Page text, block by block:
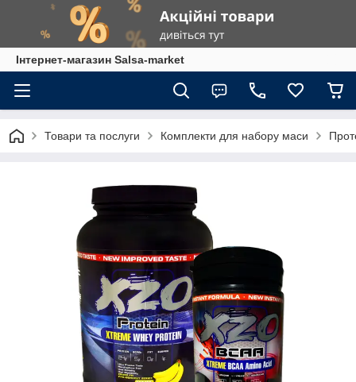
Інтернет-магазин Salsa-market
Товари та послуги Комплекти для набору маси